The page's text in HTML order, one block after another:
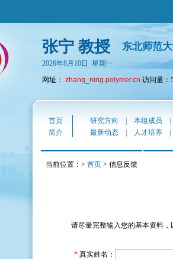
张宁 教授 东北师范
2026年8月10日 星期一
网址： zhang_ning.polymer.cn 访问量：
首页 研究方向 本组成员
简介
最新动态 人才培养
当前位置：> 首页 > 信息反馈
请尽量完整输入您的基本资料
* 真实姓名：